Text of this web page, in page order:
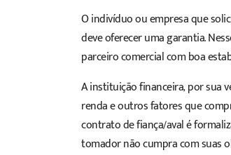
O indivíduo ou empresa que
deve oferecer uma garantia.
parceiro comercial com boa
A instituição financeira, por sua
renda e outros fatores que
contrato de fiança/aval é
tomador não cumpra com suas